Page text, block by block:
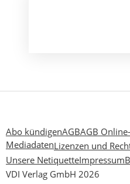
Abo kündigenAGBAGB
MediadatenLizenzen und
Unsere NetiquetteImpressum
VDI Verlag GmbH 2026